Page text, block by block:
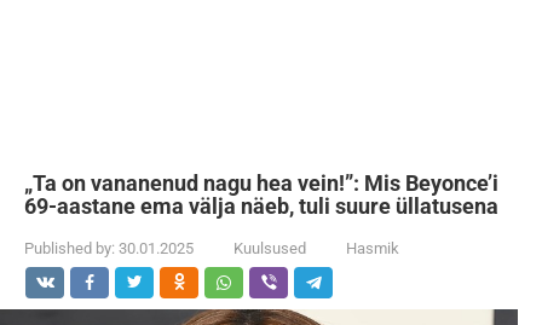
„Ta on vananenud nagu hea vein!”: Mis Beyonce’i
69-aastane ema välja näeb, tuli suure üllatusena
Published by: 30.01.2025 Kuulsused Hasmik